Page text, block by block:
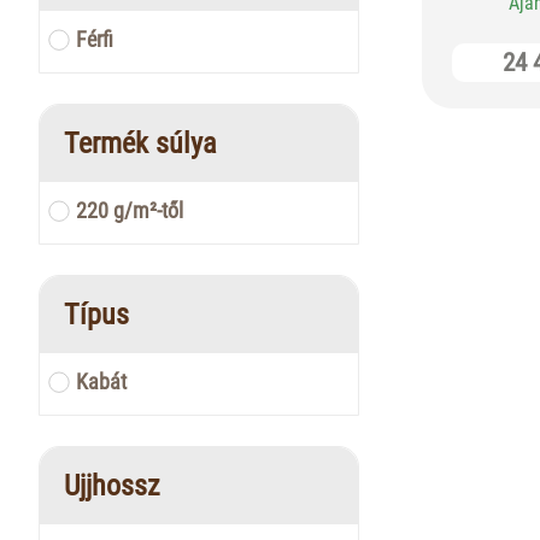
Férfi
Termék súlya
220 g/m²-től
Típus
Kabát
Ujjhossz
24